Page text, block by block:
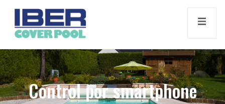
Control por smartphone